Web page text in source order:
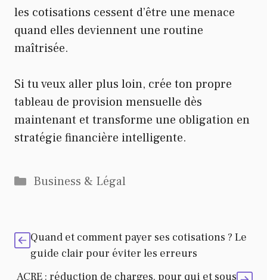
les cotisations cessent d’être une menace
quand elles deviennent une routine
maîtrisée.
Si tu veux aller plus loin, crée ton propre
tableau de provision mensuelle dès
maintenant et transforme une obligation en
stratégie financière intelligente.
Catégories
Business & Légal
Quand et comment payer ses cotisations ? Le
guide clair pour éviter les erreurs
ACRE : réduction de charges, pour qui et sous